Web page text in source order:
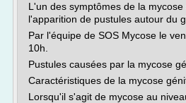
L'un des symptômes de la
l'apparition de pustules autour du
Par l'équipe de SOS Mycose le
10h.
Pustules causées par la mycose
Caractéristiques de la mycose
Lorsqu'il s'agit de mycose au